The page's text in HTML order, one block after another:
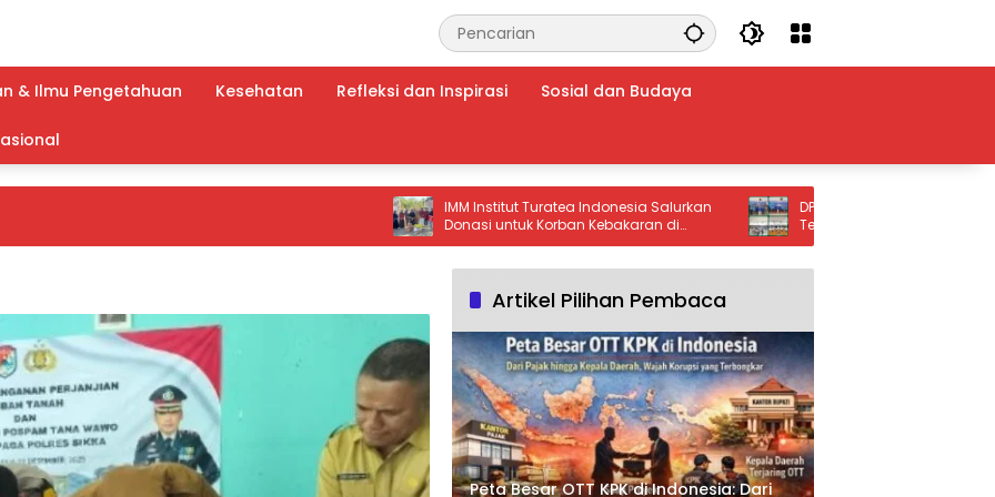
& Ilmu Pengetahuan Kesehatan Refleksi dan Inspirasi Sosial dan Budaya
IMM Institut Turatea Indonesia Salurkan
Donasi untuk Korban Kebakaran di
Balang Loe
DPC HNSI Ketapang Resmi Dilantik,
Tegaskan Komitmen Kolaborasi dan
Fasilitasi Aspirasi Nelayan
Artikel Pilihan Pembaca
Peta Besar OTT KPK di Indonesia: Dari